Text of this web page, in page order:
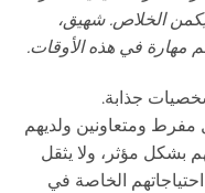
الخلاص. شهيق،
مهارة في هذه الأوقات.
جذابة.
مفرط ومتعاونين ولديهم
بشكل مؤثر، ولا يثقل
الخاصة في